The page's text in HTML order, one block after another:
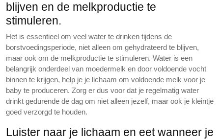
blijven en de melkproductie te
stimuleren.
Het is essentieel om veel water te drinken tijdens de
borstvoedingsperiode, niet alleen om gehydrateerd te blijven,
maar ook om de melkproductie te stimuleren. Water is een
belangrijk onderdeel van moedermelk en door voldoende vocht
binnen te krijgen, help je je lichaam om voldoende melk voor je
baby te produceren. Zorg er dus voor dat je regelmatig water
drinkt gedurende de dag om niet alleen jezelf, maar ook je kleintje
goed verzorgd te houden.
Luister naar je lichaam en eet wanneer je